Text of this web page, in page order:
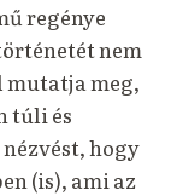
regénye
nem
mutatja meg,
túli és
hogy
(is), ami az